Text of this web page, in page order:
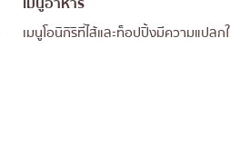
เมนูโอนิกิริที่ไส้และท็อปปิ้งมีความแปลก